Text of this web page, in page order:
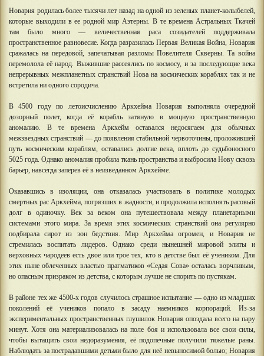
Новария родилась более тысячи лет назад на одной из зеленых планет-колыбелей,
которые выходили в ее родной мир Аэтерны. В те времена Астральных Ткачей
там было много — величественная раса созидателей поддерживала
пространственное равновесие. Когда разразилась Первая Великая Война, Новария
сражалась на передовой, запечатывая разломы Повелителя Скверны. Та война
перемолола её народ. Выжившие рассеялись по космосу, и за последующие века
непрерывных межпланетных странствий Нова на космических кораблях так и не
встретила ни одного сородича.
В 4500 году по летоисчислению Аркхейма Новария выполняла очередной
дозорный полет, когда её корабль затянуло в мощную пространственную
аномалию. В те времена Аркхейм оставался недосягаем для обычных
межзвездных странствий — до появления стабильной червоточины, проложившей
путь космическим кораблям, оставались долгие века, вплоть до судьбоносного
5025 года. Однако аномалия пробила ткань пространства и выбросила Нову сквозь
барьер, навсегда заперев её в неизведанном Аркхейме.
Оказавшись в изоляции, она отказалась участвовать в политике молодых
смертных рас Аркхейма, погрязших в жадности, и продолжила исполнять расовый
долг в одиночку. Век за веком она путешествовала между планетарными
системами этого мира. За время этих космических странствий она регулярно
подбирала сирот из зон бедствия. Мир Аркхейма огромен, и Новария не
стремилась воспитать лидеров. Однако среди нынешней мировой элиты и
верховных чародеев есть двое или трое тех, кто в детстве был её учеником. Для
этих ныне облеченных властью прагматиков «Седая Сова» осталась ворчливым,
но опасным призраком из детства, с которым лучше не спорить по пустякам.
В районе тех же 4500-х годов случилось страшное испытание — одно из младших
поколений её учеников попало в засаду наемников корпораций. Из-за
экспериментальных пространственных глушилок Новария опоздала всего на пару
минут. Хотя она материализовалась на поле боя и использовала все свои силы,
чтобы вытащить свои недоразумения, её подопечные получили тяжелые раны.
Наблюдать за пострадавшими детьми было для неё невыносимой болью; Новария